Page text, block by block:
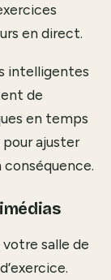
en direct.
intelligentes
de
en temps
ajuster
salle de